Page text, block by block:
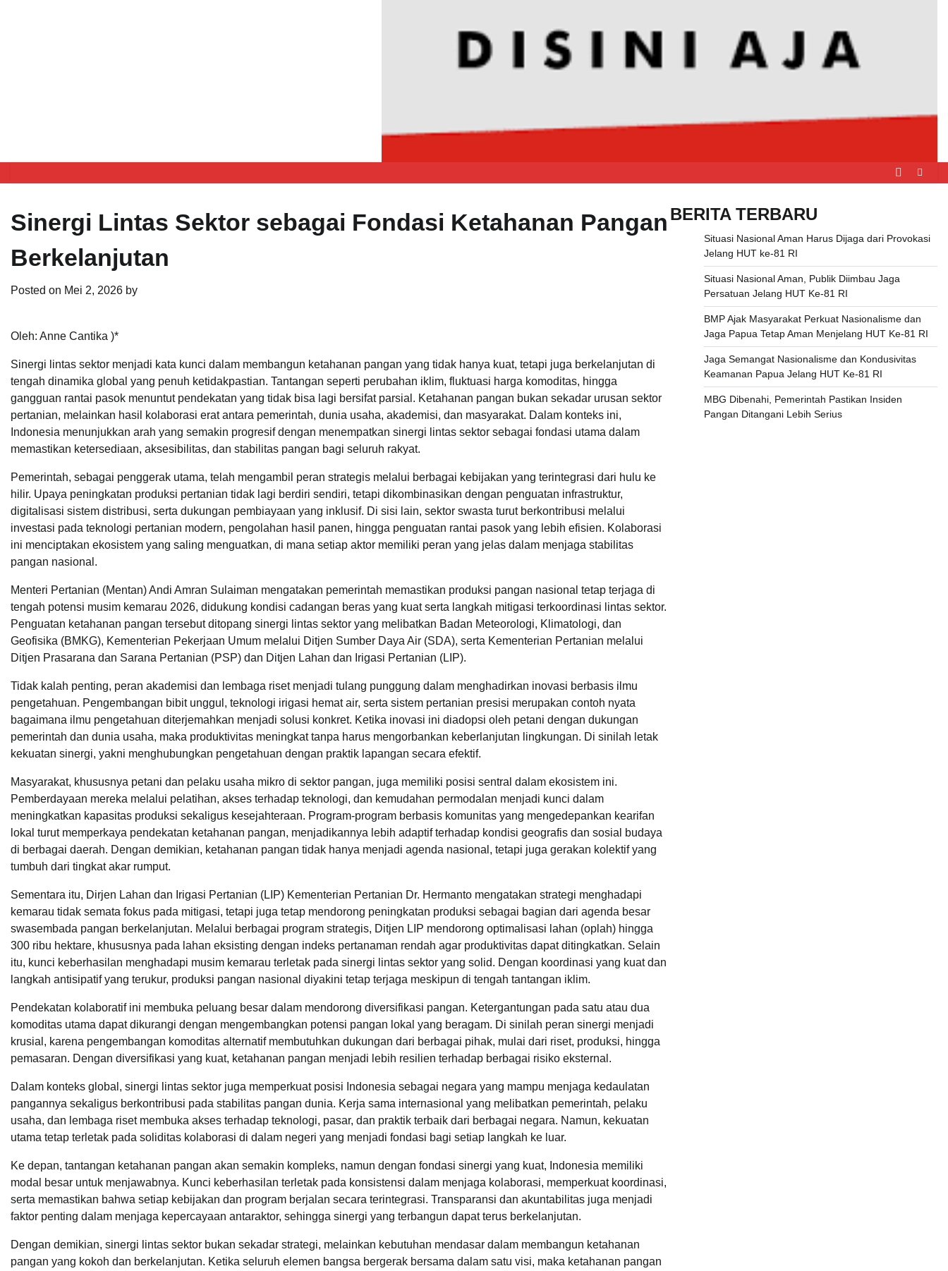
Sinergi Lintas Sektor sebagai Fondasi Ketahanan Pangan
Berkelanjutan
Posted on Mei 2, 2026 by
Oleh: Anne Cantika )*
Sinergi lintas sektor menjadi kata kunci dalam membangun ketahanan pangan yang tidak hanya kuat, tetapi juga berkelanjutan di
tengah dinamika global yang penuh ketidakpastian. Tantangan seperti perubahan iklim, fluktuasi harga komoditas, hingga
gangguan rantai pasok menuntut pendekatan yang tidak bisa lagi bersifat parsial. Ketahanan pangan bukan sekadar urusan sektor
pertanian, melainkan hasil kolaborasi erat antara pemerintah, dunia usaha, akademisi, dan masyarakat. Dalam konteks ini,
Indonesia menunjukkan arah yang semakin progresif dengan menempatkan sinergi lintas sektor sebagai fondasi utama dalam
memastikan ketersediaan, aksesibilitas, dan stabilitas pangan bagi seluruh rakyat.
Pemerintah, sebagai penggerak utama, telah mengambil peran strategis melalui berbagai kebijakan yang terintegrasi dari hulu ke
hilir. Upaya peningkatan produksi pertanian tidak lagi berdiri sendiri, tetapi dikombinasikan dengan penguatan infrastruktur,
digitalisasi sistem distribusi, serta dukungan pembiayaan yang inklusif. Di sisi lain, sektor swasta turut berkontribusi melalui
investasi pada teknologi pertanian modern, pengolahan hasil panen, hingga penguatan rantai pasok yang lebih efisien. Kolaborasi
ini menciptakan ekosistem yang saling menguatkan, di mana setiap aktor memiliki peran yang jelas dalam menjaga stabilitas
pangan nasional.
Menteri Pertanian (Mentan) Andi Amran Sulaiman mengatakan pemerintah memastikan produksi pangan nasional tetap terjaga di
tengah potensi musim kemarau 2026, didukung kondisi cadangan beras yang kuat serta langkah mitigasi terkoordinasi lintas sektor.
Penguatan ketahanan pangan tersebut ditopang sinergi lintas sektor yang melibatkan Badan Meteorologi, Klimatologi, dan
Geofisika (BMKG), Kementerian Pekerjaan Umum melalui Ditjen Sumber Daya Air (SDA), serta Kementerian Pertanian melalui
Ditjen Prasarana dan Sarana Pertanian (PSP) dan Ditjen Lahan dan Irigasi Pertanian (LIP).
Tidak kalah penting, peran akademisi dan lembaga riset menjadi tulang punggung dalam menghadirkan inovasi berbasis ilmu
pengetahuan. Pengembangan bibit unggul, teknologi irigasi hemat air, serta sistem pertanian presisi merupakan contoh nyata
bagaimana ilmu pengetahuan diterjemahkan menjadi solusi konkret. Ketika inovasi ini diadopsi oleh petani dengan dukungan
pemerintah dan dunia usaha, maka produktivitas meningkat tanpa harus mengorbankan keberlanjutan lingkungan. Di sinilah letak
kekuatan sinergi, yakni menghubungkan pengetahuan dengan praktik lapangan secara efektif.
Masyarakat, khususnya petani dan pelaku usaha mikro di sektor pangan, juga memiliki posisi sentral dalam ekosistem ini.
Pemberdayaan mereka melalui pelatihan, akses terhadap teknologi, dan kemudahan permodalan menjadi kunci dalam
meningkatkan kapasitas produksi sekaligus kesejahteraan. Program-program berbasis komunitas yang mengedepankan kearifan
lokal turut memperkaya pendekatan ketahanan pangan, menjadikannya lebih adaptif terhadap kondisi geografis dan sosial budaya
di berbagai daerah. Dengan demikian, ketahanan pangan tidak hanya menjadi agenda nasional, tetapi juga gerakan kolektif yang
tumbuh dari tingkat akar rumput.
Sementara itu, Dirjen Lahan dan Irigasi Pertanian (LIP) Kementerian Pertanian Dr. Hermanto mengatakan strategi menghadapi
kemarau tidak semata fokus pada mitigasi, tetapi juga tetap mendorong peningkatan produksi sebagai bagian dari agenda besar
swasembada pangan berkelanjutan. Melalui berbagai program strategis, Ditjen LIP mendorong optimalisasi lahan (oplah) hingga
300 ribu hektare, khususnya pada lahan eksisting dengan indeks pertanaman rendah agar produktivitas dapat ditingkatkan. Selain
itu, kunci keberhasilan menghadapi musim kemarau terletak pada sinergi lintas sektor yang solid. Dengan koordinasi yang kuat dan
langkah antisipatif yang terukur, produksi pangan nasional diyakini tetap terjaga meskipun di tengah tantangan iklim.
Pendekatan kolaboratif ini membuka peluang besar dalam mendorong diversifikasi pangan. Ketergantungan pada satu atau dua
komoditas utama dapat dikurangi dengan mengembangkan potensi pangan lokal yang beragam. Di sinilah peran sinergi menjadi
krusial, karena pengembangan komoditas alternatif membutuhkan dukungan dari berbagai pihak, mulai dari riset, produksi, hingga
pemasaran. Dengan diversifikasi yang kuat, ketahanan pangan menjadi lebih resilien terhadap berbagai risiko eksternal.
Dalam konteks global, sinergi lintas sektor juga memperkuat posisi Indonesia sebagai negara yang mampu menjaga kedaulatan
pangannya sekaligus berkontribusi pada stabilitas pangan dunia. Kerja sama internasional yang melibatkan pemerintah, pelaku
usaha, dan lembaga riset membuka akses terhadap teknologi, pasar, dan praktik terbaik dari berbagai negara. Namun, kekuatan
utama tetap terletak pada soliditas kolaborasi di dalam negeri yang menjadi fondasi bagi setiap langkah ke luar.
Ke depan, tantangan ketahanan pangan akan semakin kompleks, namun dengan fondasi sinergi yang kuat, Indonesia memiliki
modal besar untuk menjawabnya. Kunci keberhasilan terletak pada konsistensi dalam menjaga kolaborasi, memperkuat koordinasi,
serta memastikan bahwa setiap kebijakan dan program berjalan secara terintegrasi. Transparansi dan akuntabilitas juga menjadi
faktor penting dalam menjaga kepercayaan antaraktor, sehingga sinergi yang terbangun dapat terus berkelanjutan.
Dengan demikian, sinergi lintas sektor bukan sekadar strategi, melainkan kebutuhan mendasar dalam membangun ketahanan
pangan yang kokoh dan berkelanjutan. Ketika seluruh elemen bangsa bergerak bersama dalam satu visi, maka ketahanan pangan
BERITA TERBARU
Situasi Nasional Aman Harus Dijaga dari Provokasi
Jelang HUT ke-81 RI
Situasi Nasional Aman, Publik Diimbau Jaga
Persatuan Jelang HUT Ke-81 RI
BMP Ajak Masyarakat Perkuat Nasionalisme dan
Jaga Papua Tetap Aman Menjelang HUT Ke-81 RI
Jaga Semangat Nasionalisme dan Kondusivitas
Keamanan Papua Jelang HUT Ke-81 RI
MBG Dibenahi, Pemerintah Pastikan Insiden
Pangan Ditangani Lebih Serius